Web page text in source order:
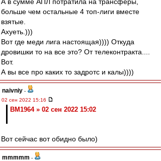
больше чем остальные 4 топ-лиги вместе
взятые.
Ахуеть.)))
Вот где меди лига настоящая)))) Откуда
дровишки то на все это? От телеконтракта....
Вот.
А вы все про каких то задротс и калы))))
naivniy -
02 сен 2022 15:16
BM1964 » 02 сен 2022 15:02
Вот сейчас вот обидно было)
mmmmm -